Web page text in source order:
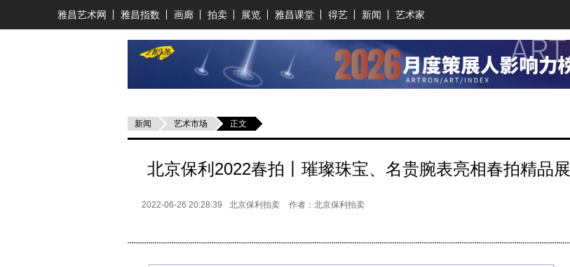
雅昌艺术网 雅昌指数 画廊 拍卖 展览 雅昌课堂 得艺 新闻 艺术家
新闻 艺术市场 正文
北京保利2022春拍丨璀璨珠宝、名贵腕表亮相春拍精品展
2022-06-26 20:28:39 北京保利拍卖 作者：北京保利拍卖